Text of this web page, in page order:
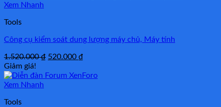
Xem Nhanh
Tools
Công cụ kiểm soát dung lượng máy chủ, Máy tính
1.520.000₫ Giá
là:
520.000 ₫
tại
Giảm giá!
Xem Nhanh
Tools